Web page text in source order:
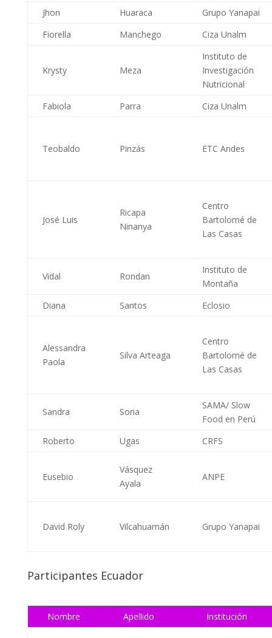
Jhon Huaraca
Grupo Yanapai
Fiorella
Manchego Ciza Unalm
Krysty Meza
Instituto de
Investigación
Nutricional
Fabiola
Parra Ciza Unalm
Teobaldo Pinzás ETC Andes
José Luis
Ricapa
Ninanya
Centro
Bartolomé de
Las Casas
Vidal Rondan
Instituto de
Montaña
Diana
Santos Eclosio
Alessandra
Paola
Silva Arteaga
Centro
Bartolomé de
Las Casas
Sandra Soria
SAMA/ Slow
Food en Perú
Roberto
Ugas CRFS
Eusebio
Vásquez
Ayala
ANPE
David Roly Vilcahuamán Grupo Yanapai
Participantes Ecuador
Nombre Apellido Institución